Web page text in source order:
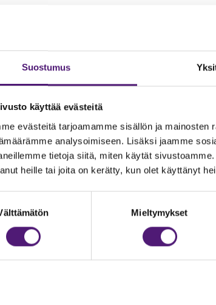
Suostumus
käyttää evästeitä
evästeitä tarjoamamme sisällön ja
analysoimiseen. Lisäksi jaamme
tietoja siitä, miten käytät
heille tai joita on kerätty, kun olet käyttänyt
Mieltymykset
MAJOITUS
020 755 9975
majoitus@sappee.fi